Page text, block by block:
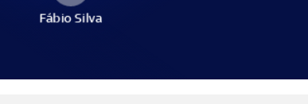
Fábio Silva